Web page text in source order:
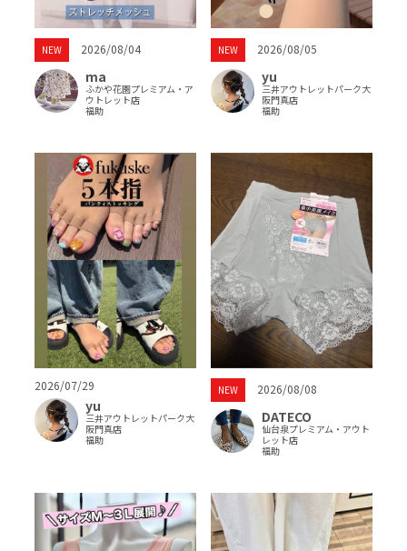
NEW 2026/08/04
ma
ふかや花園プレミアム・ア
ウトレット店
福助
NEW 2026/08/05
yu
三井アウトレットパーク大
阪門真店
福助
2026/07/29
yu
三井アウトレットパーク大
阪門真店
福助
NEW 2026/08/08
DATECO
仙台泉プレミアム・アウト
レット店
福助